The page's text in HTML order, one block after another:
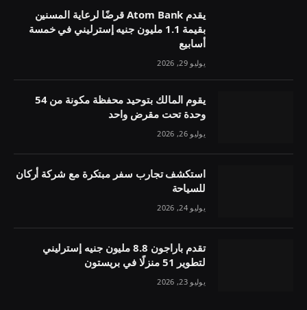
يقدم Atom Bank قرضًا لرعاية المسنين
بقيمة 1.1 مليون جنيه إسترليني في خمسة
أسابيع
يوليو 29, 2026
يقوم المالك بتوحيد محفظة مكونة من 54
وحدة تحت مقرض واحد
يوليو 26, 2026
استكشف تجارب سفر مبتكرة مع شركة أركان
للسياحة
يوليو 24, 2026
تقدم باراجون 8.8 مليون جنيه إسترليني
لتطوير 51 منزلًا في بريستون
يوليو 23, 2026